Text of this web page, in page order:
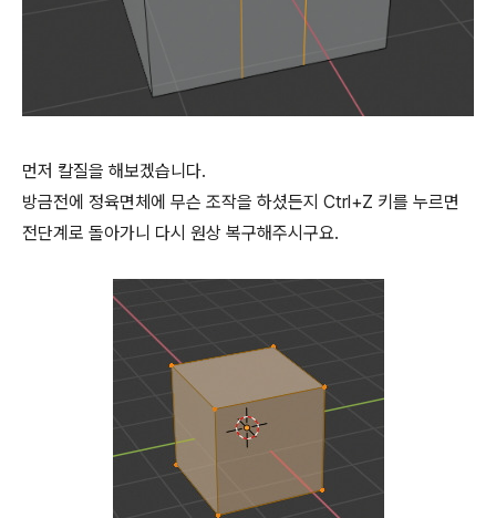
먼저 칼질을 해보겠습니다.
방금전에 정육면체에 무슨 조작을 하셨든지 Ctrl+Z 키를 누르면
전단계로 돌아가니 다시 원상 복구해주시구요.